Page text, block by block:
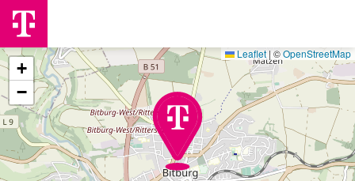
+
−
Leaflet|©OpenStreetMap